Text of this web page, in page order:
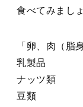
食べてみまし
卵、肉（脂
乳製品
ナッツ類
豆類